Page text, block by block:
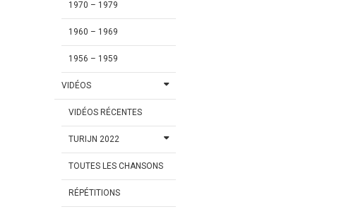
1970 – 1979
1960 – 1969
1956 – 1959
VIDÉOS
VIDÉOS RÉCENTES
TURIJN 2022
TOUTES LES CHANSONS
RÉPÉTITIONS